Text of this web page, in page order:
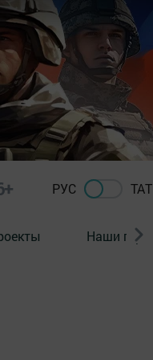
РУС ТАТ
Наши герои